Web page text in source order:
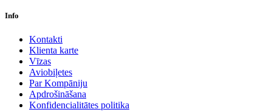
Info
Kontakti
Klienta karte
Vīzas
Aviobiļetes
Par Kompāniju
Apdrošināšana
Konfidencialitātes politika